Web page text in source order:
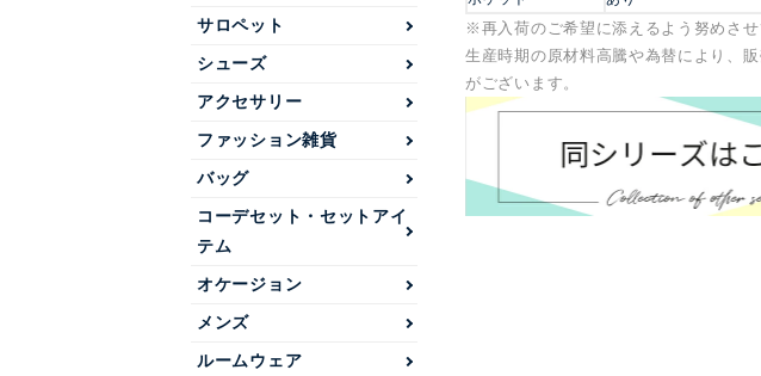
サロペット
シューズ
アクセサリー
ファッション雑貨
バッグ
コーデセット・セットアイ
テム
オケージョン
メンズ
ルームウェア
※再入荷のご希望に添えるよう努めさせ
生産時期の原材料高騰や為替により、
がございます。